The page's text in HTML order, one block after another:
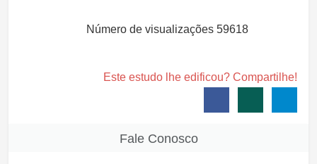
Número de visualizações 59618
Este estudo lhe edificou? Compartilhe!
Fale Conosco